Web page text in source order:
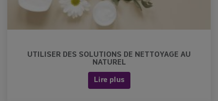
UTILISER DES SOLUTIONS DE NETTOYAGE AU
NATUREL
Lire plus